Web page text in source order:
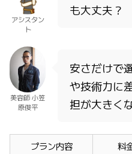
アシスタン
ト
も大丈夫？
美容師 小笠
原俊平
安さだけで
や技術力に
担が大きく
プラン内容 料